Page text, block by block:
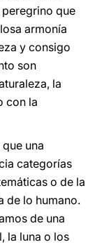
que
armonía
y consigo
son
la
con la
una
categorías
o de la
de lo humano.
de una
la luna o los